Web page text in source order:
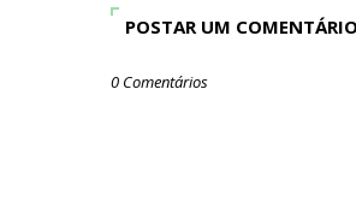
POSTAR UM COMENTÁRIO
0 Comentários